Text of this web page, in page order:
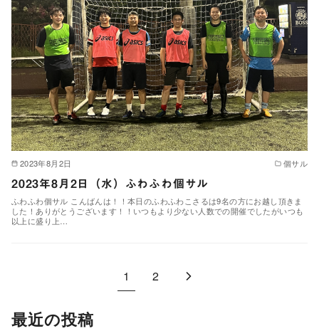
2023年8月2日
個サル
2023年8月2日（水）ふわふわ個サル
ふわふわ個サル こんばんは！！本日のふわふわこさるは9名の方にお越し頂きま
した！ありがとうございます！！いつもより少ない人数での開催でしたがいつも
以上に盛り上…
1 2
最近の投稿